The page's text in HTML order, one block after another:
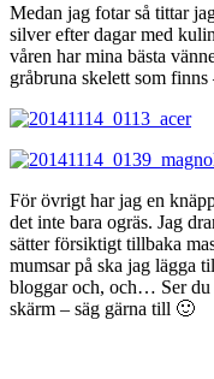
Medan jag fotar så tittar
silver efter dagar med
våren har mina bästa
gråbruna skelett som
För övrigt har jag en
det inte bara ogräs. Jag
sätter försiktigt tillbaka
mumsar på ska jag lägga
bloggar och, och… Ser du
skärm – säg gärna till 🙂